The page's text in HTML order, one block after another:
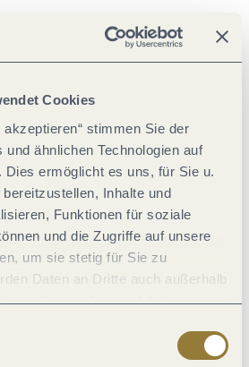
Cookies
akzeptieren“ stimmen Sie der
ähnlichen Technologien auf
Dies ermöglicht es uns, für Sie u.
Inhalte und
Funktionen für soziale
und die Zugriffe auf unsere
um sie stetig für Sie zu
Daten an Dritte auch außerhalb
weitergegeben und dort
Mit der Auswahl "Alle
Aktuell vor Ort
Wochenübersicht
15 °C | 28 °C
11 °C | 26 °C
14 °C | 30 °C